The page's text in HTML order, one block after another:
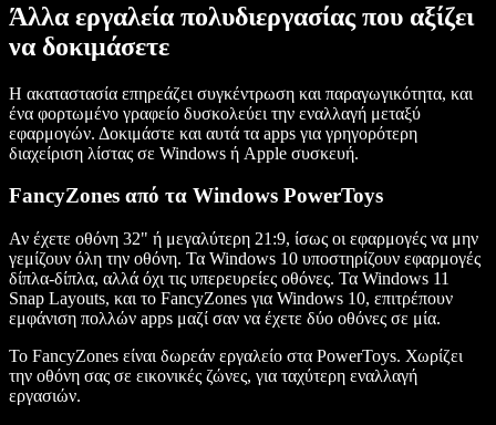
Άλλα εργαλεία πολυδιεργασίας που αξίζει
να δοκιμάσετε
Η ακαταστασία επηρεάζει συγκέντρωση και παραγωγικότητα, και
ένα φορτωμένο γραφείο δυσκολεύει την εναλλαγή μεταξύ
εφαρμογών. Δοκιμάστε και αυτά τα apps για γρηγορότερη
διαχείριση λίστας σε Windows ή Apple συσκευή.
FancyZones από τα Windows PowerToys
Αν έχετε οθόνη 32" ή μεγαλύτερη 21:9, ίσως οι εφαρμογές να μην
γεμίζουν όλη την οθόνη. Τα Windows 10 υποστηρίζουν εφαρμογές
δίπλα-δίπλα, αλλά όχι τις υπερευρείες οθόνες. Τα Windows 11
Snap Layouts, και το FancyZones για Windows 10, επιτρέπουν
εμφάνιση πολλών apps μαζί σαν να έχετε δύο οθόνες σε μία.
Το FancyZones είναι δωρεάν εργαλείο στα PowerToys. Χωρίζει
την οθόνη σας σε εικονικές ζώνες, για ταχύτερη εναλλαγή
εργασιών.